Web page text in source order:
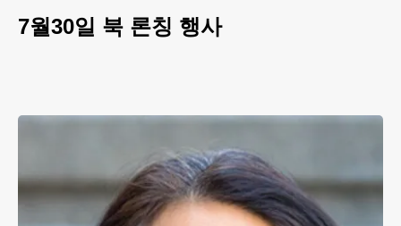
7월30일 북 론칭 행사